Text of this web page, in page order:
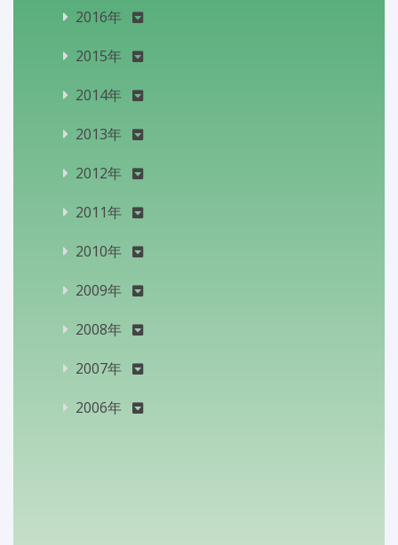
2016年
2015年
2014年
2013年
2012年
2011年
2010年
2009年
2008年
2007年
2006年